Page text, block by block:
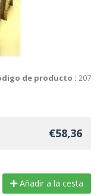
de producto : 207
€58,36
Añadir a la cesta